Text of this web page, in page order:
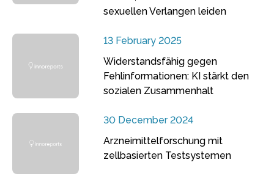
sexuellen Verlangen leiden
13 February 2025
Widerstandsfähig gegen
Fehlinformationen: KI stärkt den
sozialen Zusammenhalt
30 December 2024
Arzneimittelforschung mit
zellbasierten Testsystemen